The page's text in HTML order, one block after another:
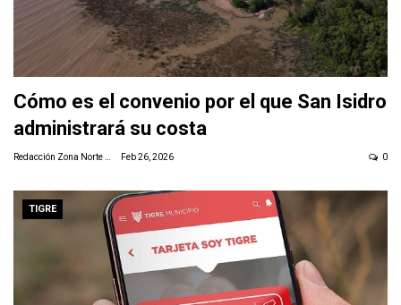
Cómo es el convenio por el que San Isidro
administrará su costa
Redacción Zona Norte Daily Feb 26, 2026 0
TIGRE